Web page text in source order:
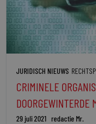
JURIDISCH NIEUWS
CRIMINELE
DOORGEWINTERDE
29 juli 2021 redactie Mr.